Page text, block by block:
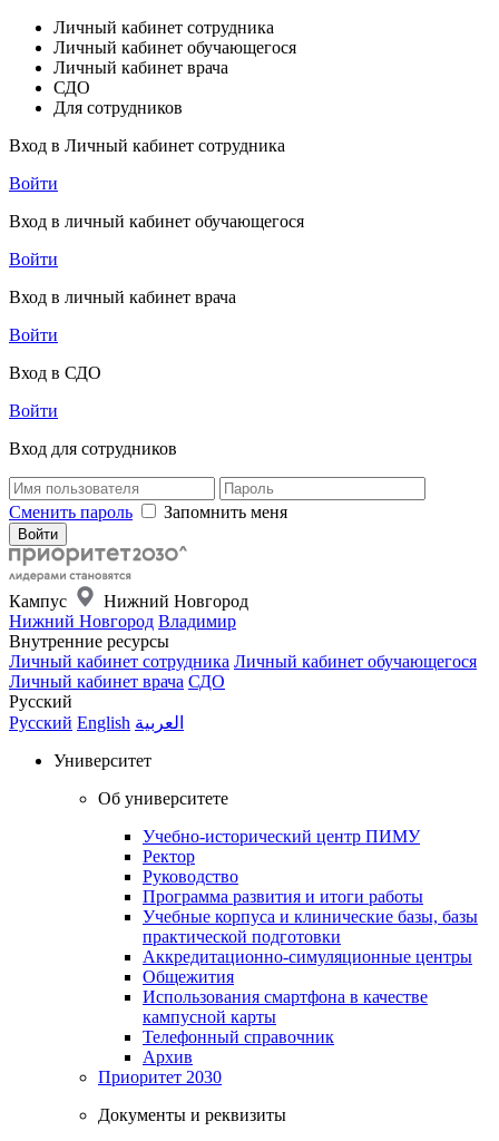
Личный кабинет сотрудника
Личный кабинет обучающегося
Личный кабинет врача
СДО
Для сотрудников
Вход в Личный кабинет сотрудника
Войти
Вход в личный кабинет обучающегося
Войти
Вход в личный кабинет врача
Войти
Вход в СДО
Войти
Вход для сотрудников
Сменить пароль Запомнить меня
Кампус
Нижний Новгород
Нижний Новгород Владимир
Внутренние ресурсы
Личный кабинет сотрудника Личный кабинет обучающегося
Личный кабинет врача СДО
Русский
Русский English العربية
Университет
Об университете
Учебно-исторический центр ПИМУ
Ректор
Руководство
Программа развития и итоги работы
Учебные корпуса и клинические базы, базы
практической подготовки
Аккредитационно-симуляционные центры
Общежития
Использования смартфона в качестве
кампусной карты
Телефонный справочник
Архив
Приоритет 2030
Документы и реквизиты